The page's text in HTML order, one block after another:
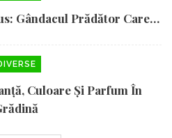
Gândacul Prădător Care…
Culoare Și Parfum În